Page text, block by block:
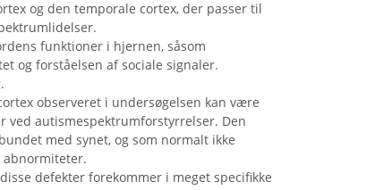
og den temporale cortex, der passer til
funktioner i hjernen, såsom
og forståelsen af ​​sociale signaler.
observeret i undersøgelsen kan være
autismespektrumforstyrrelser. Den
med synet, og som normalt ikke
abnormiteter.
defekter forekommer i meget specifikke